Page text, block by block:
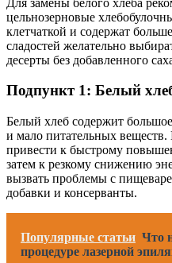
цельнозерновые
клетчаткой и содержат
сладостей желательно
десерты без добавленного
Подпункт 1: Белый
Белый хлеб содержит
и мало питательных
привести к быстрому
затем к резкому снижению
вызвать проблемы с
добавки и консерванты.
Популярные статьи Что
процедуре лазерной